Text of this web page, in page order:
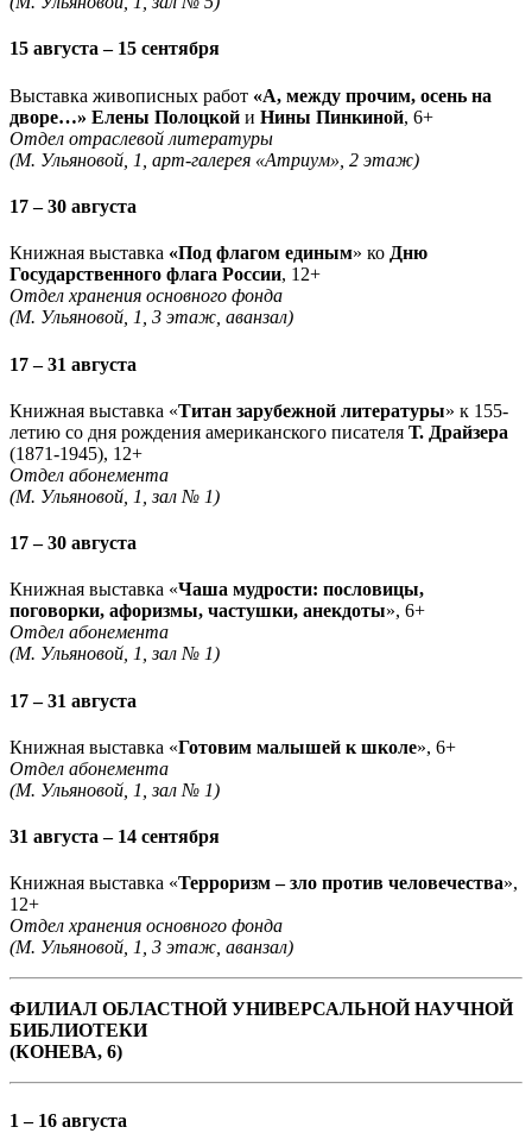
15 августа – 15 сентября
Выставка живописных работ «А, между прочим, осень на
дворе…» Елены Полоцкой и Нины Пинкиной, 6+
Отдел отраслевой литературы
(М. Ульяновой, 1, арт-галерея «Атриум», 2 этаж)
17 – 30 августа
Книжная выставка «Под флагом единым» ко Дню
Государственного флага России, 12+
Отдел хранения основного фонда
(М. Ульяновой, 1, 3 этаж, аванзал)
17 – 31 августа
Книжная выставка «Титан зарубежной литературы» к 155-
летию со дня рождения американского писателя Т. Драйзера
(1871-1945), 12+
Отдел абонемента
(М. Ульяновой, 1, зал № 1)
17 – 30 августа
Книжная выставка «Чаша мудрости: пословицы,
поговорки, афоризмы, частушки, анекдоты», 6+
Отдел абонемента
(М. Ульяновой, 1, зал № 1)
17 – 31 августа
Книжная выставка «Готовим малышей к школе», 6+
Отдел абонемента
(М. Ульяновой, 1, зал № 1)
31 августа – 14 сентября
Книжная выставка «Терроризм – зло против человечества»,
12+
Отдел хранения основного фонда
(М. Ульяновой, 1, 3 этаж, аванзал)
ФИЛИАЛ ОБЛАСТНОЙ УНИВЕРСАЛЬНОЙ НАУЧНОЙ
БИБЛИОТЕКИ
(КОНЕВА, 6)
1 – 16 августа